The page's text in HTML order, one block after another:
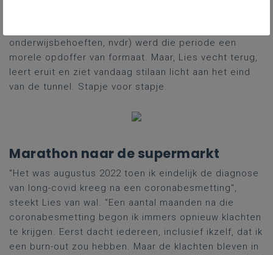
onderwijsbehoeften, nvdr) werd die periode een
morele opdoffer van formaat. Maar, Lies vecht terug,
leert eruit en ziet vandaag stilaan licht aan het eind
van de tunnel. Stapje voor stapje.
Marathon naar de supermarkt
"Het was augustus 2022 toen ik eindelijk de diagnose
van long-covid kreeg na een coronabesmetting",
steekt Lies van wal. "Een aantal maanden na die
coronabesmetting begon ik immers opnieuw klachten
te krijgen. Eerst dacht iedereen, inclusief ikzelf, dat ik
een burn-out zou hebben. Maar de klachten bleven in